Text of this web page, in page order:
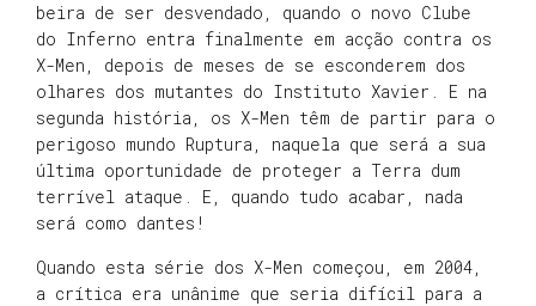
beira de ser desvendado, quando o novo Clube
do Inferno entra finalmente em acção contra os
X-Men, depois de meses de se esconderem dos
olhares dos mutantes do Instituto Xavier. E na
segunda história, os X-Men têm de partir para o
perigoso mundo Ruptura, naquela que será a sua
última oportunidade de proteger a Terra dum
terrível ataque. E, quando tudo acabar, nada
será como dantes!
Quando esta série dos X-Men começou, em 2004,
a crítica era unânime que seria difícil para a